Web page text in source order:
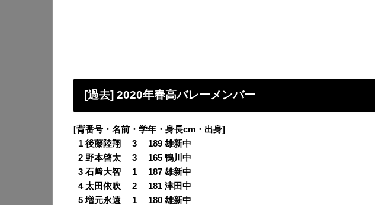
[過去] 2020年春高バレーメンバー
[背番号・名前・学年・身長cm・出身]
1 後藤陸翔 3 189 雄新中
2 野本啓太 3 165 鴨川中
3 石﨑大智 1 187 雄新中
4 太田依吹 2 181 津田中
5 増元永遠 1 180 雄新中